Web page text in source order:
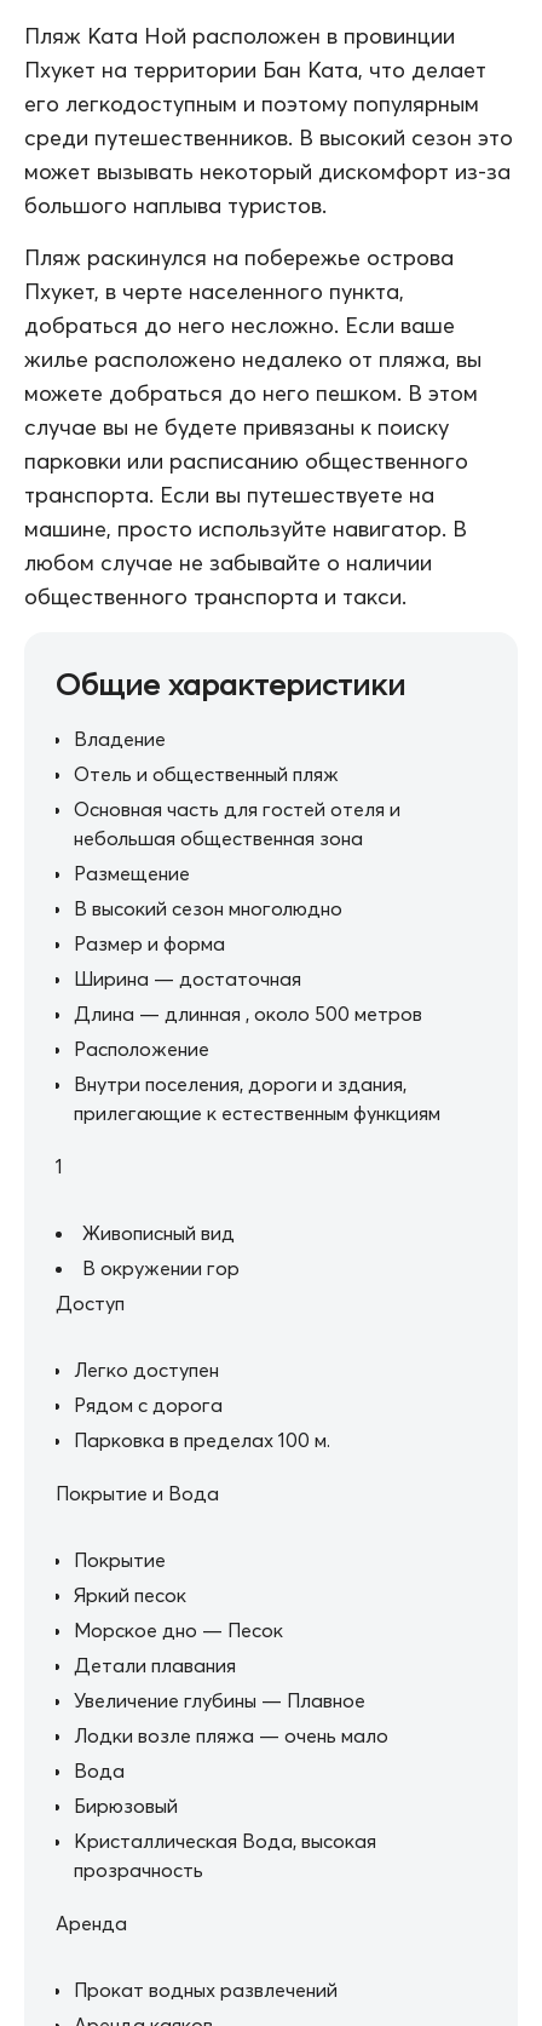
Пляж Ката Ной расположен в провинции
Пхукет на территории Бан Ката, что делает
его легкодоступным и поэтому популярным
среди путешественников. В высокий сезон это
может вызывать некоторый дискомфорт из-за
большого наплыва туристов.
Пляж раскинулся на побережье острова
Пхукет, в черте населенного пункта,
добраться до него несложно. Если ваше
жилье расположено недалеко от пляжа, вы
можете добраться до него пешком. В этом
случае вы не будете привязаны к поиску
парковки или расписанию общественного
транспорта. Если вы путешествуете на
машине, просто используйте навигатор. В
любом случае не забывайте о наличии
общественного транспорта и такси.
Общие характеристики
Владение
Отель и общественный пляж
Основная часть для гостей отеля и
небольшая общественная зона
Размещение
В высокий сезон многолюдно
Размер и форма
Ширина — достаточная
Длина — длинная , около 500 метров
Расположение
Внутри поселения, дороги и здания,
прилегающие к естественным функциям
1
Живописный вид
В окружении гор
Доступ
Легко доступен
Рядом с дорога
Парковка в пределах 100 м.
Покрытие и Вода
Покрытие
Яркий песок
Морское дно — Песок
Детали плавания
Увеличение глубины — Плавное
Лодки возле пляжа — очень мало
Вода
Бирюзовый
Кристаллическая Вода, высокая
прозрачность
Аренда
Прокат водных развлечений